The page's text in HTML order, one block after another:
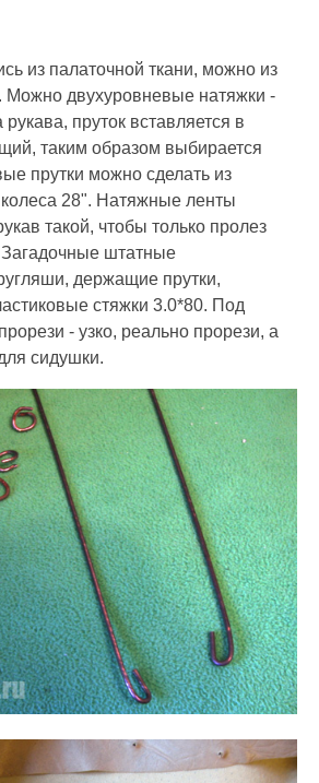
из палаточной ткани, можно из
Можно двухуровневые натяжки -
пруток вставляется в
таким образом выбирается
прутки можно сделать из
28". Натяжные ленты
такой, чтобы только пролез
Загадочные штатные
держащие прутки,
стяжки 3.0*80. Под
- узко, реально прорези, а
сидушки.